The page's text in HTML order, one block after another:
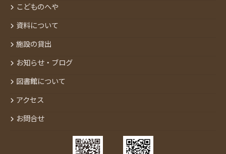
こどものへや
資料について
施設の貸出
お知らせ・ブログ
図書館について
アクセス
お問合せ